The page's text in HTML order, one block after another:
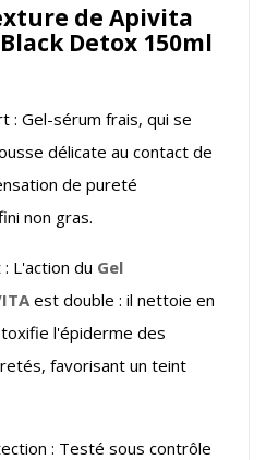
de Apivita
Detox 150ml
: Gel-sérum frais, qui se
délicate au contact de
de pureté
non gras.
L'action du Gel
est double : il nettoie en
l'épiderme des
favorisant un teint
: Testé sous contrôle